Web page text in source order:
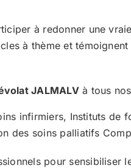
à redonner une
à thème et
JALMALVà tous
infirmiers, Instituts de
des soins palliatifs
pour sensibiliser